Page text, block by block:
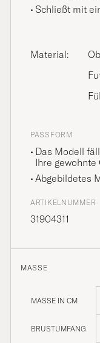
Schließt mit
Material:
PASSFORM
Das Modell
Ihre gewohnte
Abgebildetes
ARTIKELNUMMER
31904311
MASSE
MASSE IN CM
BRUSTUMFANG